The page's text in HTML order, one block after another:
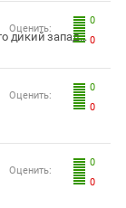
0
0
Оценить:
дикий запад...
0
0
Оценить:
0
0
Оценить: